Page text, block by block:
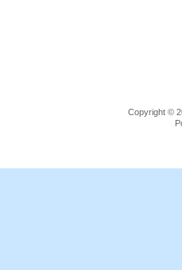
Copyright ©